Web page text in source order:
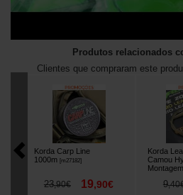
Produtos relacionados
Clientes que compraram este
Korda Carp Line
1000m [m27182]
23,90€ 19,90€
Korda
Camou
Montagem
9,40